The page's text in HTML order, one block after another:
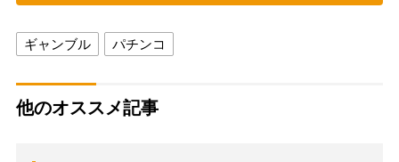
ギャンブル パチンコ
他のオススメ記事